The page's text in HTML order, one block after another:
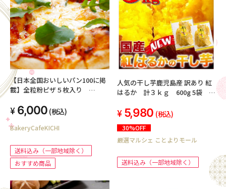
【日本全国おいしいパン100に掲
載】全粒粉ピザ５枚入り
届け6,000 (税込)
BakeryCafeKICHI
送料込み（一部地域除く）
おすすめ商品
人気の干し芋鹿児島産 訳あり 紅
はるか 計３ｋｇ 600g 5袋 賞
5,980 (税込)
30%OFF
厳選マルシェ ことよりモール
送料込み（一部地域除く）